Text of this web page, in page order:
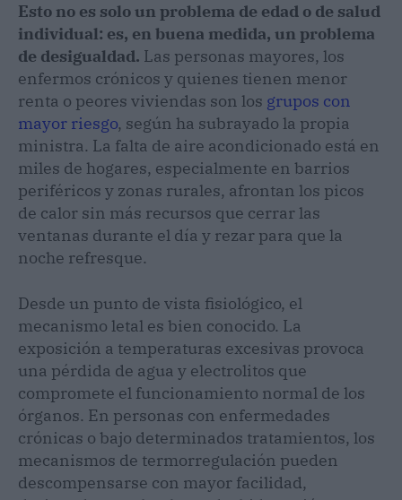
Esto no es solo un problema de edad o de salud
individual: es, en buena medida, un problema
de desigualdad. Las personas mayores, los
enfermos crónicos y quienes tienen menor
renta o peores viviendas son los grupos con
mayor riesgo, según ha subrayado la propia
ministra. La falta de aire acondicionado está en
miles de hogares, especialmente en barrios
periféricos y zonas rurales, afrontan los picos
de calor sin más recursos que cerrar las
ventanas durante el día y rezar para que la
noche refresque.
Desde un punto de vista fisiológico, el
mecanismo letal es bien conocido. La
exposición a temperaturas excesivas provoca
una pérdida de agua y electrolitos que
compromete el funcionamiento normal de los
órganos. En personas con enfermedades
crónicas o bajo determinados tratamientos, los
mecanismos de termorregulación pueden
descompensarse con mayor facilidad,